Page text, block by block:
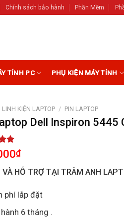
Chính sách bảo hành Phần Mềm
TÍNH PC PHỤ KIỆN MÁY TÍNH
LINH KIỆN LAPTOP / PIN LAPTOP
Dell Inspiron 5445
₫
VÀ HỖ TRỢ TẠI TRÂM ANH
phí lắp đặt
6 tháng .